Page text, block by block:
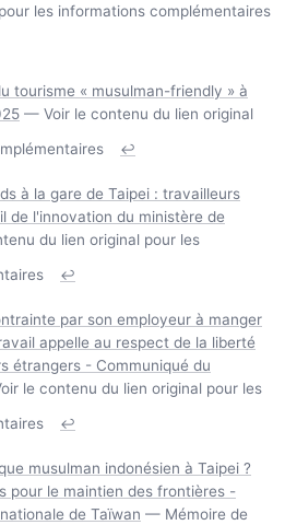
les informations complémentaires
tourisme « musulman-friendly » à
— Voir le contenu du lien original
↩
à la gare de Taipei : travailleurs
de l'innovation du ministère de
du lien original pour les
↩
par son employeur à manger
appelle au respect de la liberté
étrangers - Communiqué du
le contenu du lien original pour les
↩
musulman indonésien à Taipei ?
pour le maintien des frontières -
de Taïwan — Mémoire de